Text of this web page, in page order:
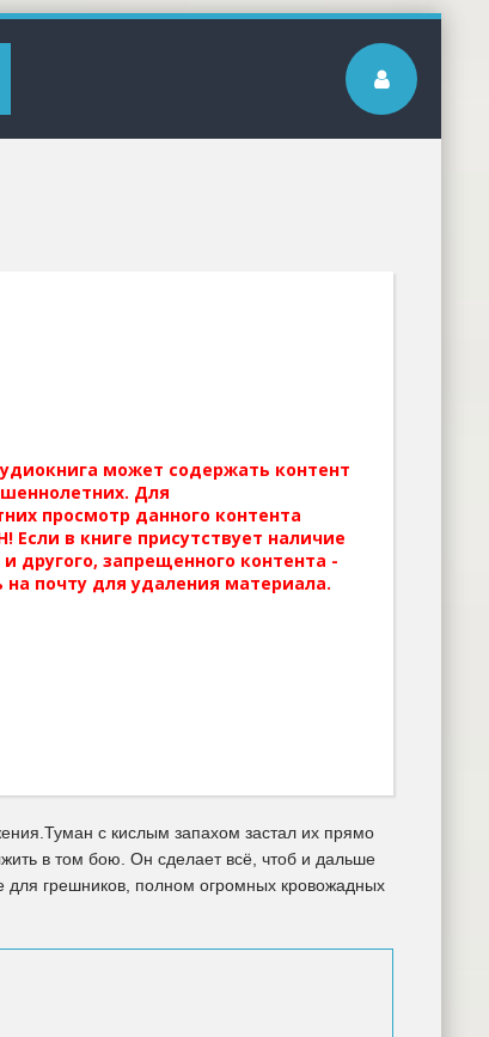
может содержать контент
Для
просмотр данного контента
Если в книге присутствует наличие
другого, запрещенного контента -
на почту для удаления материала.
с кислым запахом застал их прямо
в том бою. Он сделает всё, чтоб и дальше
грешников, полном огромных кровожадных